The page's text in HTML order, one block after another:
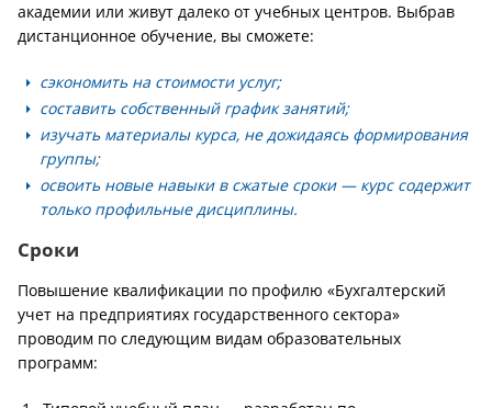
академии или живут далеко от учебных центров. Выбрав
дистанционное обучение, вы сможете:
сэкономить на стоимости услуг;
составить собственный график занятий;
изучать материалы курса, не дожидаясь формирования
группы;
освоить новые навыки в сжатые сроки — курс содержит
только профильные дисциплины.
Сроки
Повышение квалификации по профилю «Бухгалтерский
учет на предприятиях государственного сектора»
проводим по следующим видам образовательных
программ: